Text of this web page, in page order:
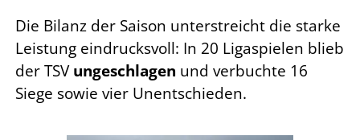
Die Bilanz der Saison unterstreicht die starke
Leistung eindrucksvoll: In 20 Ligaspielen blieb
der TSVungeschlagen und verbuchte 16
Siege sowie vier Unentschieden.